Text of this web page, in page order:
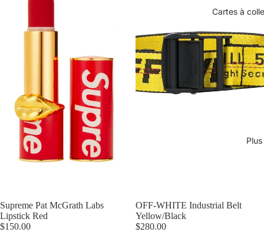
Cartes à
Plus
Épuisé
Supreme Pat McGrath Labs
Lipstick Red
$150.00
Épuisé
OFF-WHITE Industrial Belt
Yellow/Black
$280.00